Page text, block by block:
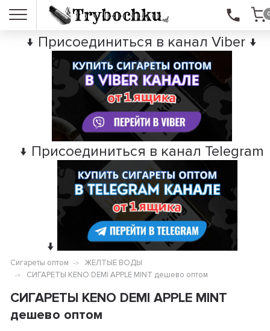
↓ Присоединиться в канал Viber ↓
↓ Присоединиться в канал Telegram
↓
Сигареты оптом
ЖЕЛТЫЕ ВОДЫ
СИГАРЕТЫ KENO DEMI APPLE MINT дешево оптом
СИГАРЕТЫ KENO DEMI APPLE MINT
дешево оптом